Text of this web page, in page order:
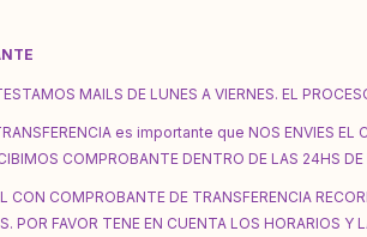
MAILS DE LUNES A VIERNES. EL
es importante que NOS ENVIES
COMPROBANTE DENTRO DE LAS 24HS
CON COMPROBANTE DE TRANSFERENCIA
POR FAVOR TENE EN CUENTA LOS HORARIOS Y